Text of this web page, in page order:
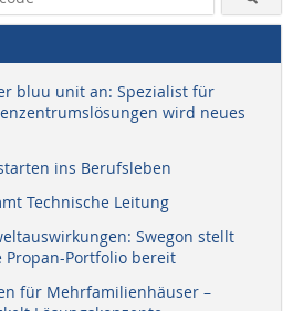
bluu unit an: Spezialist für
wird neues
ins Berufsleben
Technische Leitung
Swegon stellt
Propan-Portfolio bereit
für Mehrfamilienhäuser –